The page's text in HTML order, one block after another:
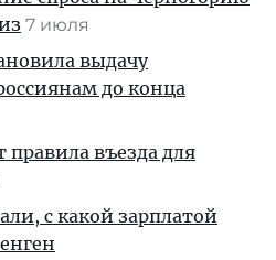
7 июля
выдачу
до конца
въезда для
с какой зарплатой